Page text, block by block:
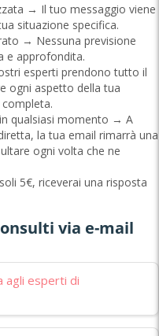
→ Il tuo messaggio viene
situazione specifica.
→ Nessuna previsione
e approfondita.
esperti prendono tutto il
ogni aspetto della tua
qualsiasi momento → A
la tua email rimarrà una
ogni volta che ne
5€, riceverai una risposta
via e-mail
agli esperti di